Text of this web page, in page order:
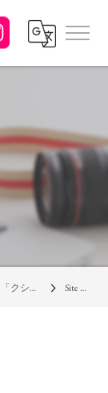
千葉で七五三・お宮参り・家族写真の写真館なら「クシェルスタジオ」 Site Map